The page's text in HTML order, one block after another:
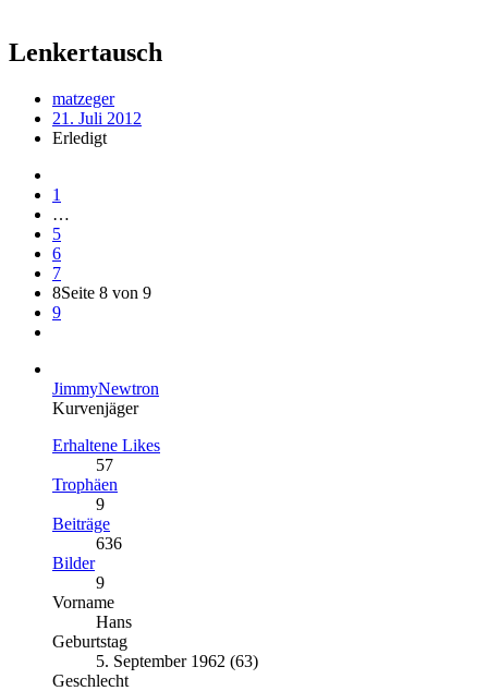
Lenkertausch
matzeger
21. Juli 2012
Erledigt
1
…
5
6
7
8Seite 8 von 9
9
JimmyNewtron
Kurvenjäger
Erhaltene Likes
57
Trophäen
9
Beiträge
636
Bilder
9
Vorname
Hans
Geburtstag
5. September 1962 (63)
Geschlecht